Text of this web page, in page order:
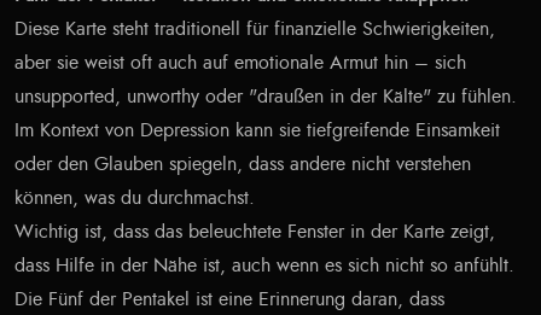
Diese Karte steht traditionell für finanzielle Schwierigkeiten,
aber sie weist oft auch auf emotionale Armut hin – sich
unsupported, unworthy oder "draußen in der Kälte" zu fühlen.
Im Kontext von Depression kann sie tiefgreifende Einsamkeit
oder den Glauben spiegeln, dass andere nicht verstehen
können, was du durchmachst.
Wichtig ist, dass das beleuchtete Fenster in der Karte zeigt,
dass Hilfe in der Nähe ist, auch wenn es sich nicht so anfühlt.
Die Fünf der Pentakel ist eine Erinnerung daran, dass